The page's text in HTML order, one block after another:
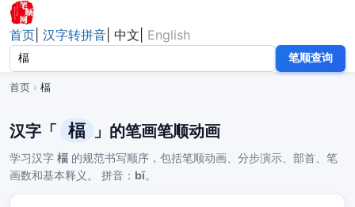
首页 汉字转拼音 中文 English
笔顺查询
首页 › 楅
汉字「 楅 」的笔画笔顺动画
学习汉字 楅 的规范书写顺序，包括笔顺动画、分步演示、部首、笔
画数和基本释义。 拼音： bī。